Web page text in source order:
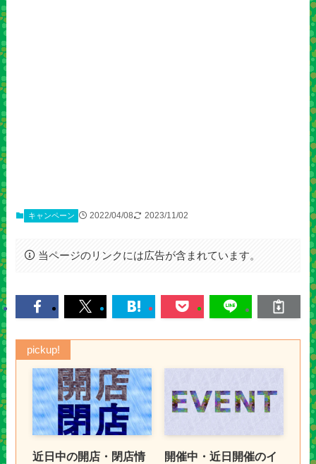
キャンペーン 2022/04/08 2023/11/02
当ページのリンクには広告が含まれています。
pickup!
近日中の開店・閉店情
開催中・近日開催のイ